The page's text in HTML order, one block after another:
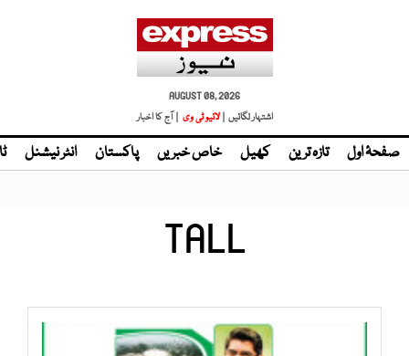
AUGUST 08, 2026
اشتہار لگائیں | لائیو ٹی وی | آج کا اخبار
صفحۂ اول تازہ ترین کھیل خاص خبریں پاکستان انٹر نیشنل
TALL